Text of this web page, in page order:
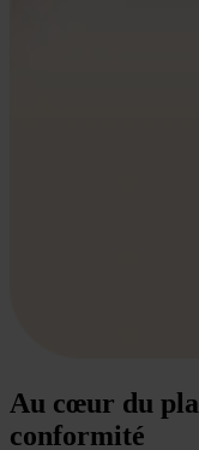
Au cœur du
conformité